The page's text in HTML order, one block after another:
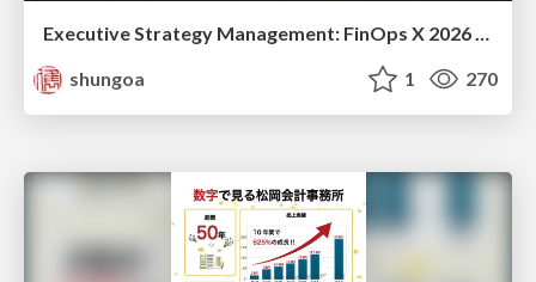
Executive Strategy Management: FinOps X 2026 recap at Japan FinOps Meetup #6
shungoa
1 270